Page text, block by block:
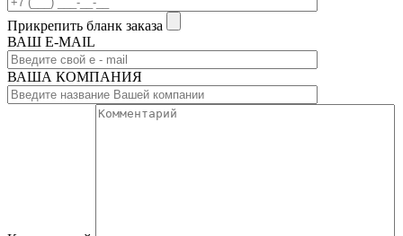
Прикрепить бланк заказа
ВАШ Е-МAIL
ВАША КОМПАНИЯ